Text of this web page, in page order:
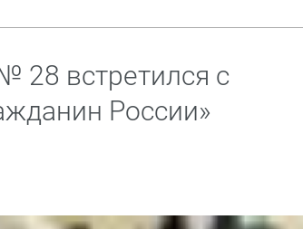
28 встретился с
России»